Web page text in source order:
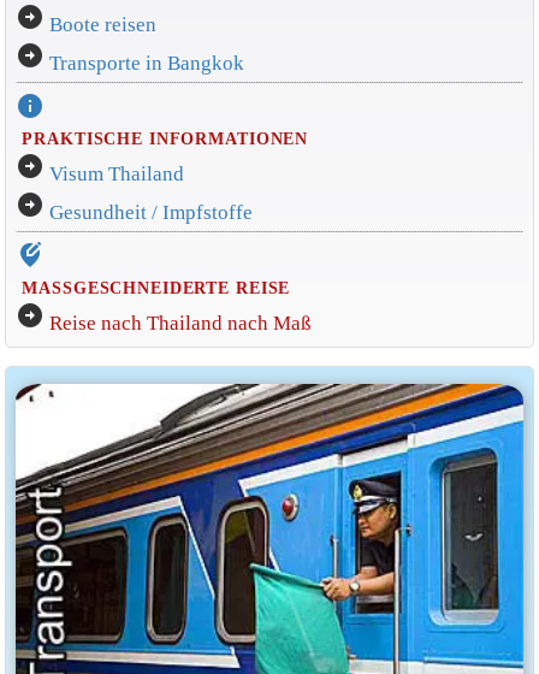
arrow_circle_right Boote reisen
arrow_circle_right Transporte in Bangkok
info
PRAKTISCHE INFORMATIONEN
arrow_circle_right Visum Thailand
arrow_circle_right Gesundheit / Impfstoffe
edit_location_alt
MASSGESCHNEIDERTE REISE
arrow_circle_right Reise nach Thailand nach Maß